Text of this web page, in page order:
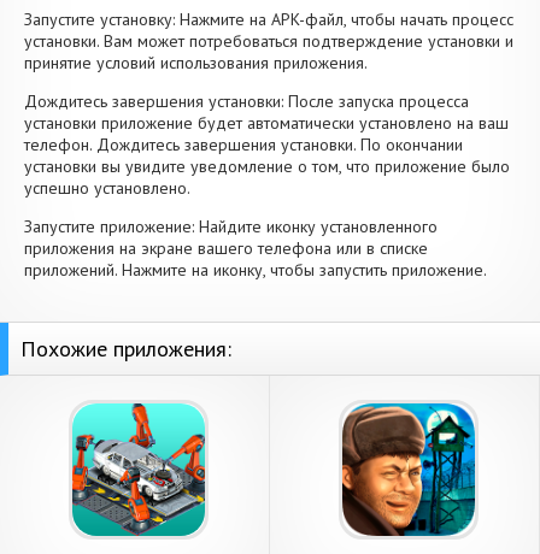
Запустите установку: Нажмите на APK-файл, чтобы начать процесс
установки. Вам может потребоваться подтверждение установки и
принятие условий использования приложения.
Дождитесь завершения установки: После запуска процесса
установки приложение будет автоматически установлено на ваш
телефон. Дождитесь завершения установки. По окончании
установки вы увидите уведомление о том, что приложение было
успешно установлено.
Запустите приложение: Найдите иконку установленного
приложения на экране вашего телефона или в списке
приложений. Нажмите на иконку, чтобы запустить приложение.
Похожие приложения: